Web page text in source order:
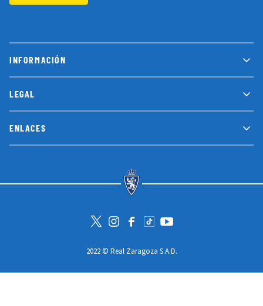
INFORMACIÓN
LEGAL
ENLACES
2022 © Real Zaragoza S.A.D.